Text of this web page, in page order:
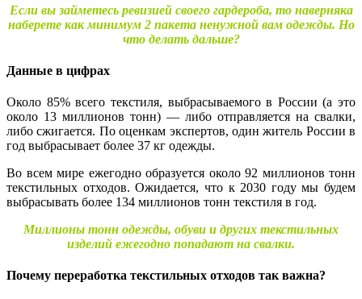
Если вы займетесь ревизией своего гардероба, то наверняка
наберете как минимум 2 пакета ненужной вам одежды. Но
что делать дальше?
Данные в цифрах
Около 85% всего текстиля, выбрасываемого в России (а это
около 13 миллионов тонн) — либо отправляется на свалки,
либо сжигается. По оценкам экспертов, один житель России в
год выбрасывает более 37 кг одежды.
Во всем мире ежегодно образуется около 92 миллионов тонн
текстильных отходов. Ожидается, что к 2030 году мы будем
выбрасывать более 134 миллионов тонн текстиля в год.
Миллионы тонн одежды, обуви и других текстильных
изделий ежегодно попадают на свалки.
Почему переработка текстильных отходов так важна?